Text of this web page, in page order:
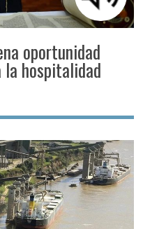
oportunidad
hospitalidad